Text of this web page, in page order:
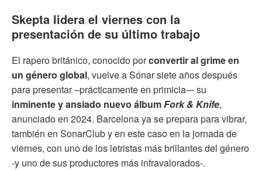
Skepta lidera el viernes con la
presentación de su último trabajo
El rapero británico, conocido porconvertir al grime en
un género global, vuelve a Sónar siete años después
para presentar –prácticamente en primicia-– su
inminente y ansiado nuevo álbumFork & Knife,
anunciado en 2024. Barcelona ya se prepara para vibrar,
también en SonarClub y en este caso en la jornada de
viernes, con uno de los letristas más brillantes del género
-y uno de sus productores más infravalorados-.